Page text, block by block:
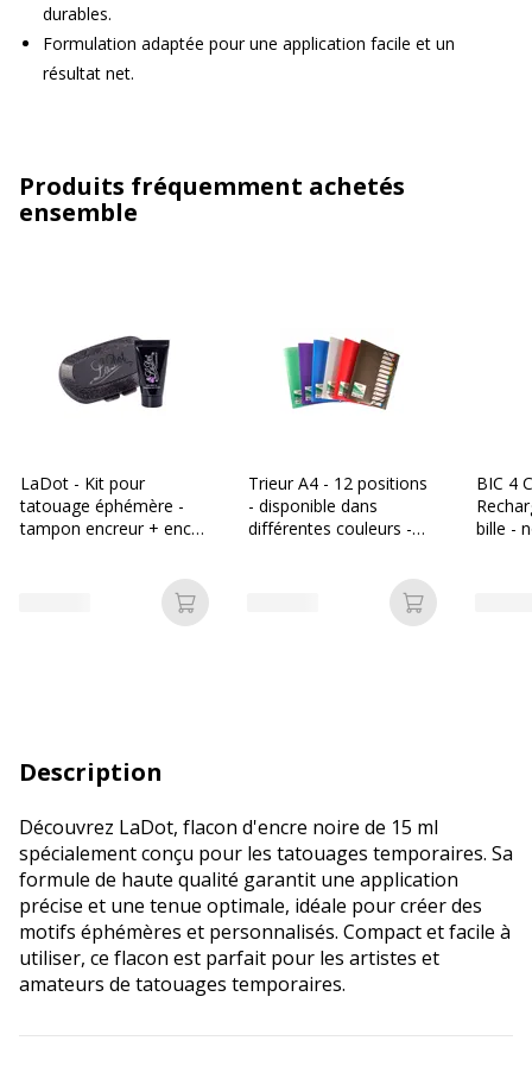
durables.
Formulation adaptée pour une application facile et un
résultat net.
Produits fréquemment achetés
ensemble
LaDot - Kit pour
tatouage éphémère -
tampon encreur + encre
Ajouter au panier
Trieur A4 - 12 positions
- disponible dans
différentes couleurs -
Ajouter au
BIC 4
bille -
Description
Découvrez LaDot, flacon d'encre noire de 15 ml
spécialement conçu pour les tatouages temporaires. Sa
formule de haute qualité garantit une application
précise et une tenue optimale, idéale pour créer des
motifs éphémères et personnalisés. Compact et facile à
utiliser, ce flacon est parfait pour les artistes et
amateurs de tatouages temporaires.